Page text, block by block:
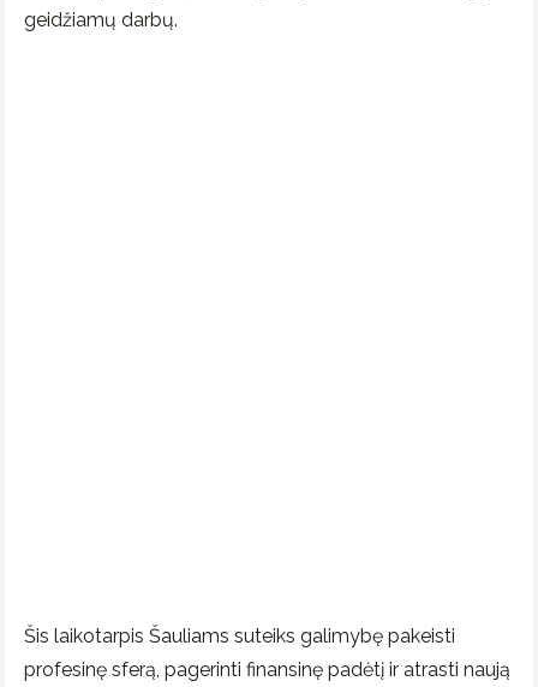
geidžiamų darbų.
Šis laikotarpis Šauliams suteiks galimybę pakeisti
profesinę sferą, pagerinti finansinę padėtį ir atrasti naują